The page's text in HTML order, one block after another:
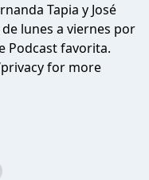
Tapia y José
lunes a viernes por
Podcast favorita.
for more